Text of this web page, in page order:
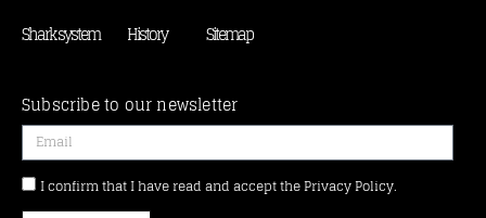
Shark system
History
Sitemap
Subscribe to our newsletter
I confirm that I have read and accept the Privacy Policy.